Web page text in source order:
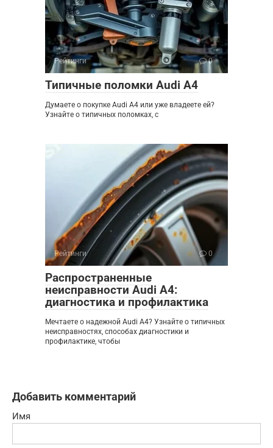
Рейтинги 0
Типичные поломки Audi A4
Думаете о покупке Audi A4 или уже владеете ей?
Узнайте о типичных поломках, с
Рейтинги 0
Распространенные
неисправности Audi A4:
диагностика и профилактика
Мечтаете о надежной Audi A4? Узнайте о типичных
неисправностях, способах диагностики и
профилактике, чтобы
Добавить комментарий
Имя